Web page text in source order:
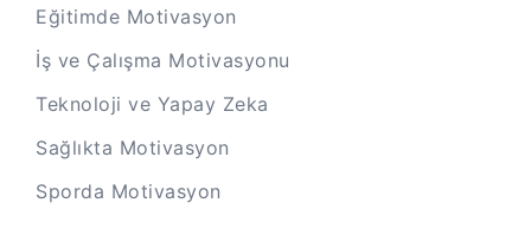
Eğitimde Motivasyon
İş ve Çalışma Motivasyonu
Teknoloji ve Yapay Zeka
Sağlıkta Motivasyon
Sporda Motivasyon